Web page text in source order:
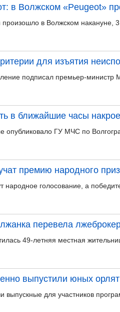
в Волжском «Peugeot»
в Волжском накануне,
для изъятия
подписал премьер-министр
в ближайшие часы
ГУ МЧС по
премию народного
народное голосование, а
перевела
49-летняя местная
выпустили юных орлят
выпускные для участников